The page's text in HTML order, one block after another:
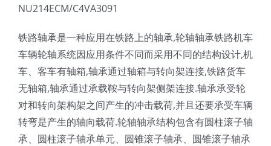
NU214ECM/C4VA3091
铁路轴承是一种应用在铁路上的轴承,轮轴轴承铁路机车
车辆轮轴系统因应用条件不同而采用不同的结构设计,机
车、客车有轴箱,轴承通过轴箱与转向架连接,铁路货车
无轴箱,轴承通过承载鞍与转向架侧架连接.轴承承受轮
对和转向架构架之间产生的冲击载荷,并且还要承受车辆
转弯是产生的轴向载荷.轮轴轴承结构包含有圆柱滚子轴
承、圆柱滚子轴承单元、圆锥滚子轴承、圆锥滚子轴承